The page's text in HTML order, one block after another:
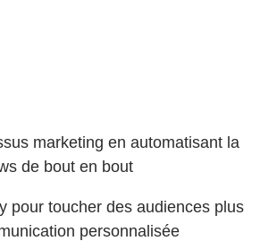
marketing en automatisant la
de bout en bout
pour toucher des audiences plus
personnalisée